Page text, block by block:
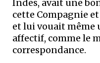
Indes, avait une
cette Compagnie
et lui vouait même
affectif, comme le
correspondance.